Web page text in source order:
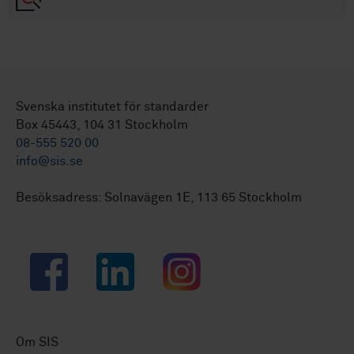
Svenska institutet för standarder
Box 45443, 104 31 Stockholm
08-555 520 00
info@sis.se
Besöksadress: Solnavägen 1E, 113 65 Stockholm
Facebook LinkedIn Instagram
Om SIS